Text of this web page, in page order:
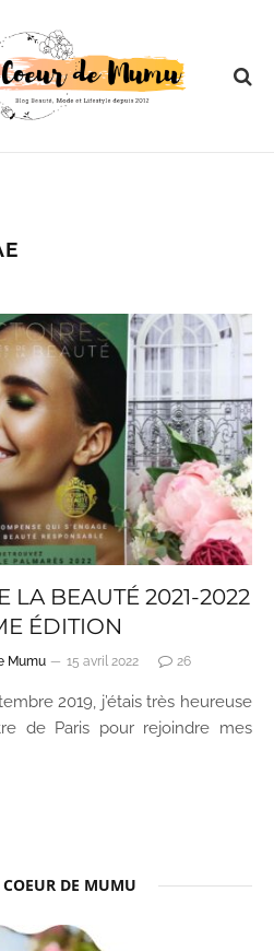
LA BEAUTÉ 2021-2022
ÉDITION
Mumu 15 avril 2022 26
2019, j’étais très heureuse
de Paris pour rejoindre mes
COEUR DE MUMU